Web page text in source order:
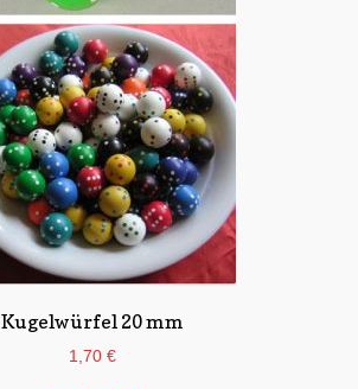
Kugelwürfel 20 mm
1,70 €